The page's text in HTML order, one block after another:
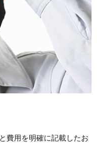
費用を明確に記載したお